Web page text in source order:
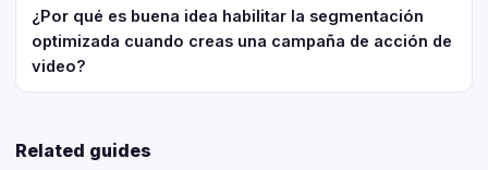
¿Por qué es buena idea habilitar la segmentación
optimizada cuando creas una campaña de acción de
video?
Related guides